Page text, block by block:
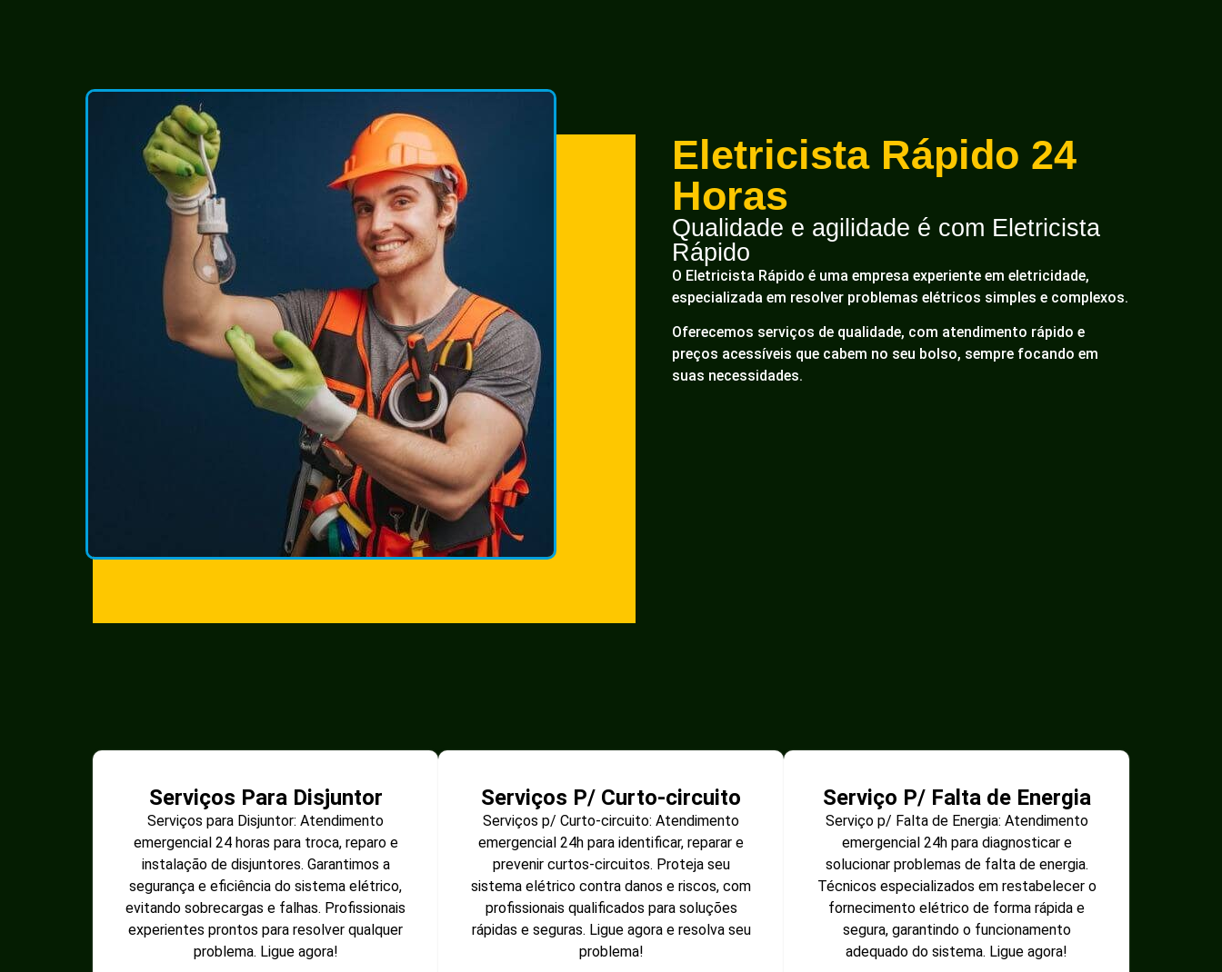
Eletricista Rápido 24
Horas
Qualidade e agilidade é com Eletricista
Rápido
O Eletricista Rápido é uma empresa experiente em eletricidade,
especializada em resolver problemas elétricos simples e complexos.
Oferecemos serviços de qualidade, com atendimento rápido e
preços acessíveis que cabem no seu bolso, sempre focando em
suas necessidades.
Serviços Para Disjuntor
Serviços para Disjuntor: Atendimento
emergencial 24 horas para troca, reparo e
instalação de disjuntores. Garantimos a
segurança e eficiência do sistema elétrico,
evitando sobrecargas e falhas. Profissionais
experientes prontos para resolver qualquer
problema. Ligue agora!
Serviços P/ Curto-circuito
Serviços p/ Curto-circuito: Atendimento
emergencial 24h para identificar, reparar e
prevenir curtos-circuitos. Proteja seu
sistema elétrico contra danos e riscos, com
profissionais qualificados para soluções
rápidas e seguras. Ligue agora e resolva seu
problema!
Serviço P/ Falta de Energia
Serviço p/ Falta de Energia: Atendimento
emergencial 24h para diagnosticar e
solucionar problemas de falta de energia.
Técnicos especializados em restabelecer o
fornecimento elétrico de forma rápida e
segura, garantindo o funcionamento
adequado do sistema. Ligue agora!